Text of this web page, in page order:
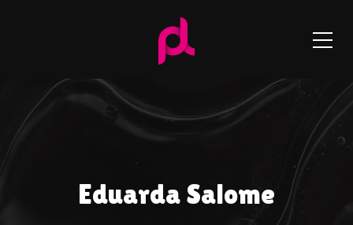
Eduarda Salome